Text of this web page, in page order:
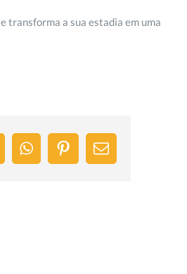
transforma a sua estadia em uma
WhatsApp
PinterestEmail